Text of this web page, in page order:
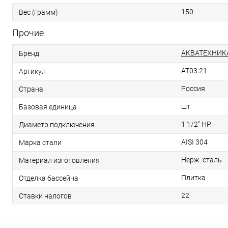
Вес (грамм) 150
Прочие
Бренд
Артикул AT03.21
Страна Россия
Базовая единица шт
Диаметр подключения 1 1/2" НР
Марка стали AISI 304
Материал изготовления Нерж. сталь
Отделка бассейна Плитка
Ставки налогов 22